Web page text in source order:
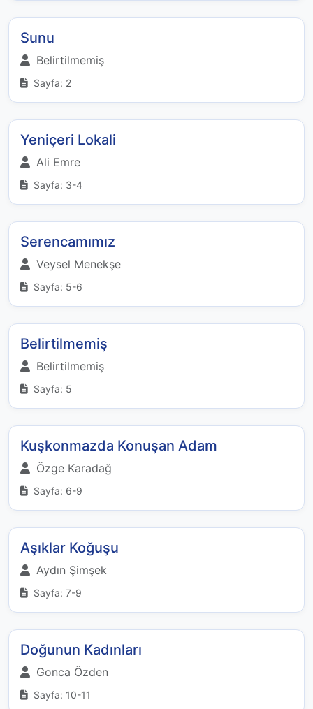
Sunu
Belirtilmemiş
Sayfa: 2
Yeniçeri Lokali
Ali Emre
Sayfa: 3-4
Serencamımız
Veysel Menekşe
Sayfa: 5-6
Belirtilmemiş
Belirtilmemiş
Sayfa: 5
Kuşkonmazda Konuşan Adam
Özge Karadağ
Sayfa: 6-9
Aşıklar Koğuşu
Aydın Şimşek
Sayfa: 7-9
Doğunun Kadınları
Gonca Özden
Sayfa: 10-11